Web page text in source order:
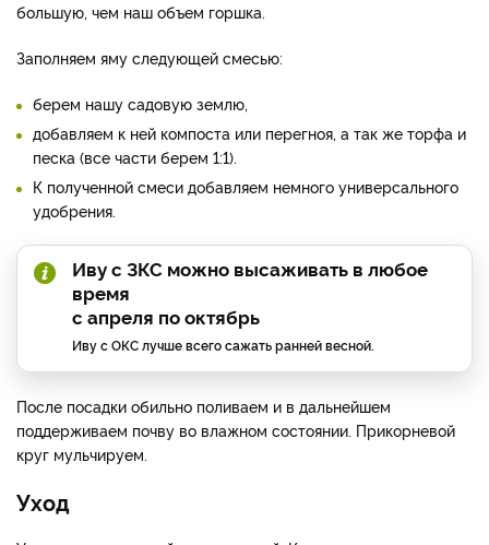
большую, чем наш объем горшка.
Заполняем яму следующей смесью:
берем нашу садовую землю,
добавляем к ней компоста или перегноя, а так же торфа и
песка (все части берем 1:1).
К полученной смеси добавляем немного универсального
удобрения.
Иву с ЗКС можно высаживать в любое
время
с апреля по октябрь
Иву с ОКС лучше всего сажать ранней весной.
После посадки обильно поливаем и в дальнейшем
поддерживаем почву во влажном состоянии. Прикорневой
круг мульчируем.
Уход